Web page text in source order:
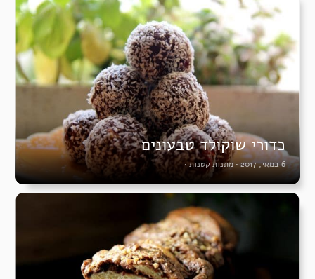
כדורי שוקולד טבעונים
6 במאי, 2017 •מתנות קטנות •